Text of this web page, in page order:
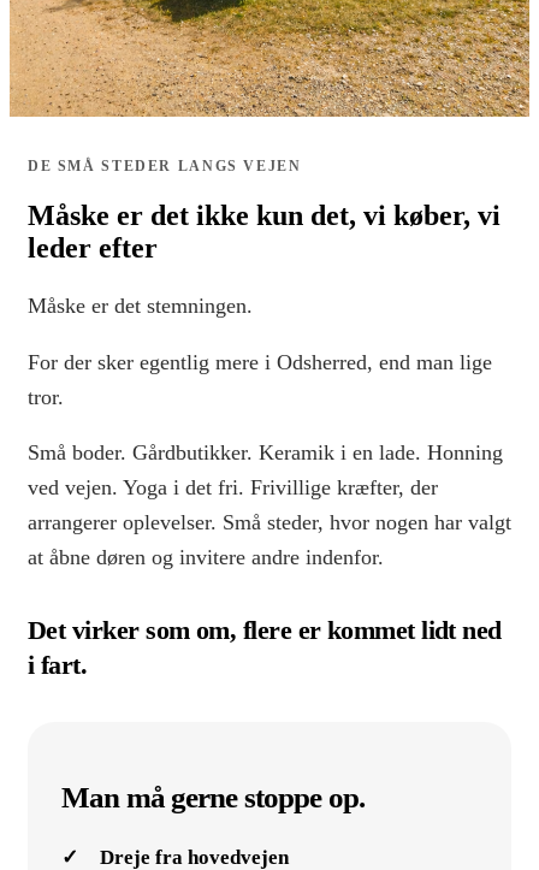
DE SMÅ STEDER LANGS VEJEN
Måske er det ikke kun det, vi køber, vi
leder efter
Måske er det stemningen.
For der sker egentlig mere i Odsherred, end man lige
tror.
Små boder. Gårdbutikker. Keramik i en lade. Honning
ved vejen. Yoga i det fri. Frivillige kræfter, der
arrangerer oplevelser. Små steder, hvor nogen har valgt
at åbne døren og invitere andre indenfor.
Det virker som om, flere er kommet lidt ned
i fart.
Man må gerne stoppe op.
Dreje fra hovedvejen